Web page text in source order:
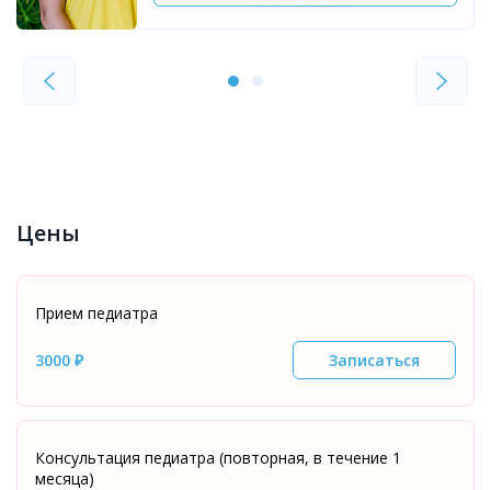
Цены
Прием педиатра
3000 ₽ Записаться
Консультация педиатра (повторная, в течение 1
месяца)